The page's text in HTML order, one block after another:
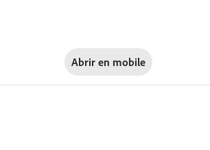
Abrir en mobile